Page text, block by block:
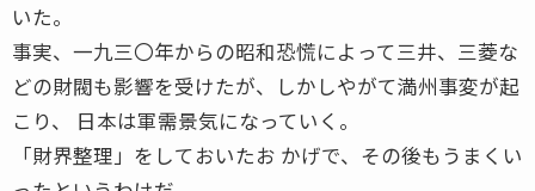
いた。
事実、一九三〇年からの昭和恐慌によって三井、三菱な
どの財閥も影響を受けたが、しかしやがて満州事変が起
こり、 日本は軍需景気になっていく。
「財界整理」をしておいたお かげで、その後もうまくい